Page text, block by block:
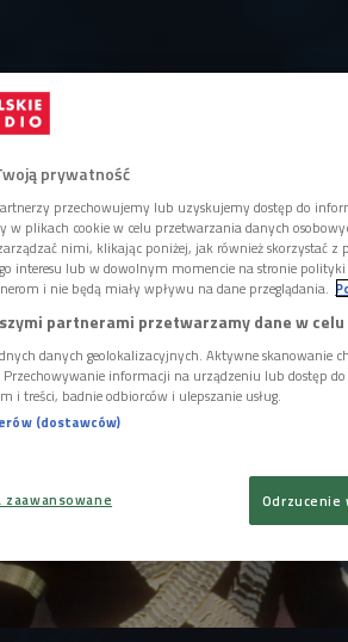
biograficzną produkcję o
premiera została
przesunięta. Reżyser
już dokładną datę
prywatność
przechowujemy lub uzyskujemy dostęp do
w plikach cookie w celu przetwarzania danych
nimi, klikając poniżej, jak również skorzystać z
interesu lub w dowolnym momencie na stronie
i nie będą miały wpływu na dane przeglądania.
partnerami przetwarzamy dane w
danych geolokalizacyjnych. Aktywne skanowanie
informacji na urządzeniu lub dostęp
i treści, badnie odbiorców i ulepszanie usług.
(dostawców)
Odrzucenie